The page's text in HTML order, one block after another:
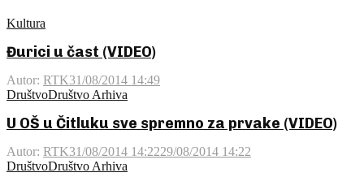
Kultura
Đurici u čast (VIDEO)
Autor: RTK31/08/2014 14:49
DruštvoDruštvo Arhiva
U OŠ u Čitluku sve spremno za prvake (VIDEO)
Autor: RTK31/08/2014 14:2229/08/2014 14:22
DruštvoDruštvo Arhiva